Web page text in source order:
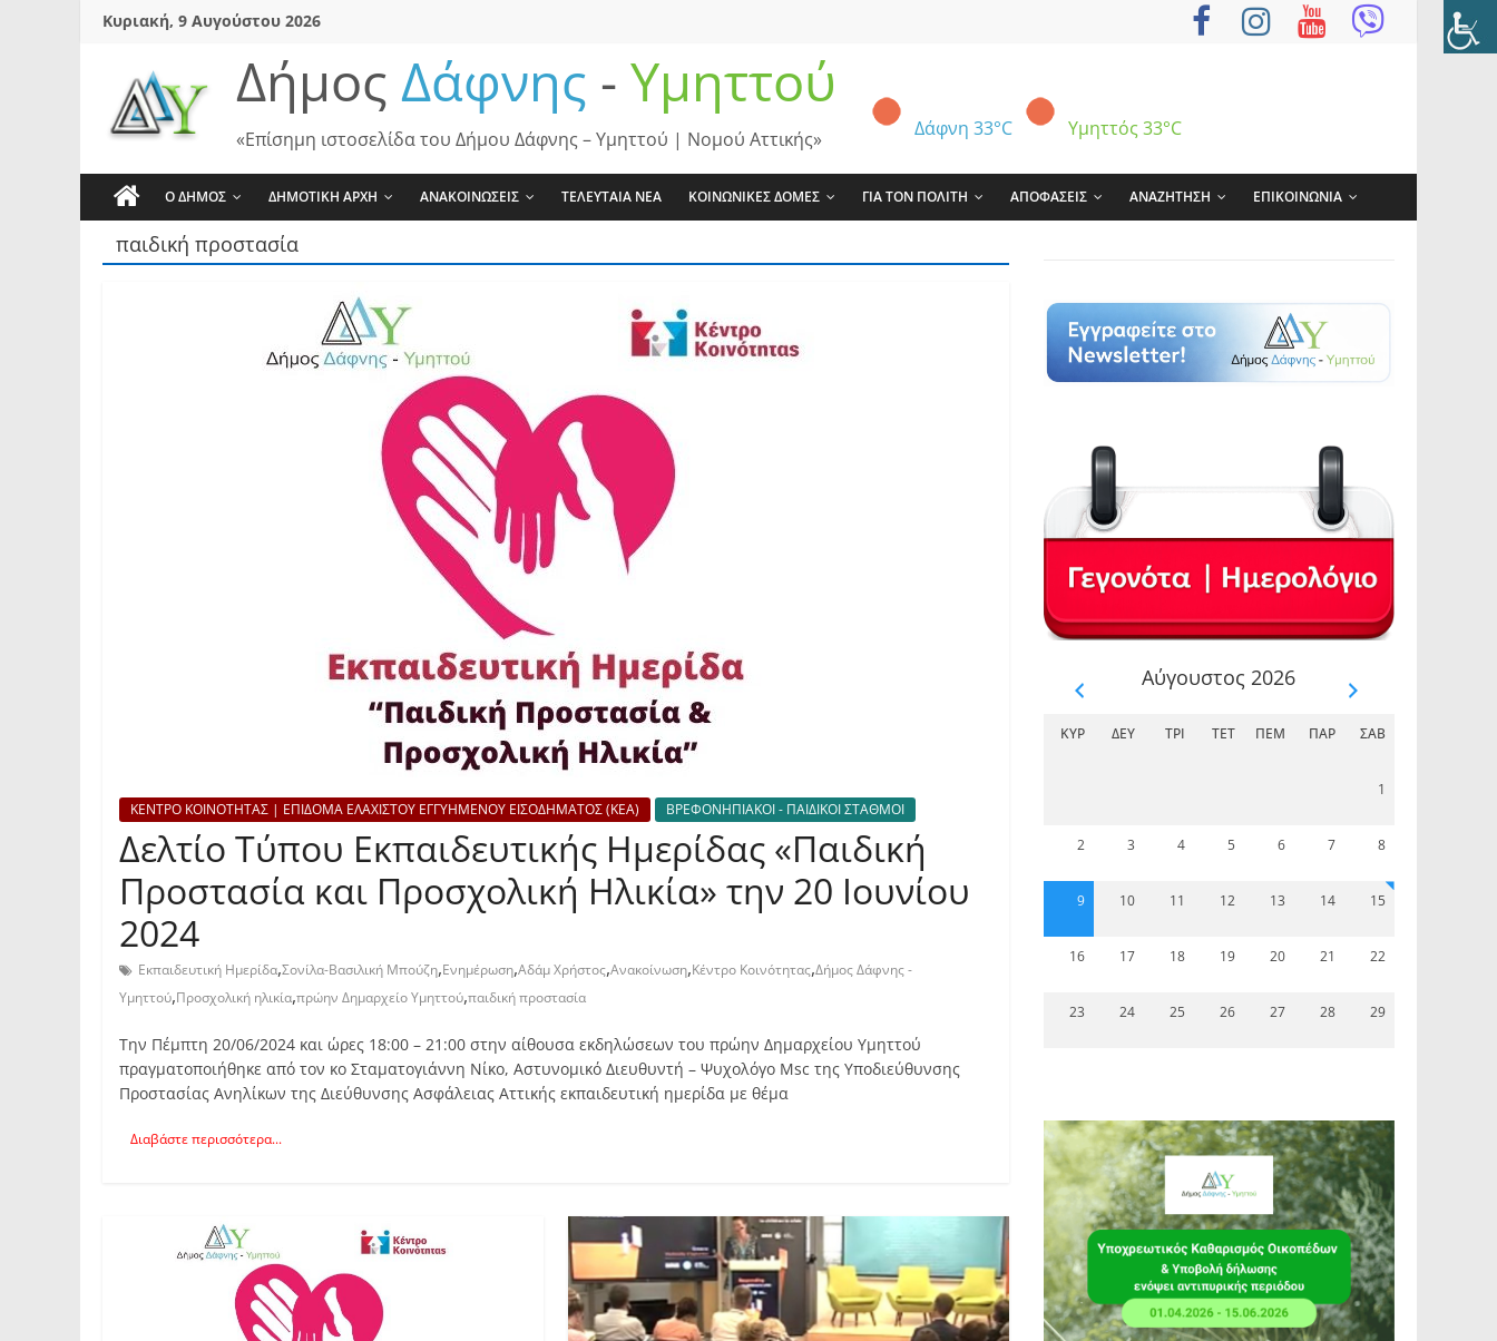
SkipΚυριακή, 9 Αυγούστου 2026
Δήμος Δάφνης - Υμηττού
Δάφνη 33°C Υμηττός 33°C
«Επίσημη ιστοσελίδα του Δήμου Δάφνης – Υμηττού | Νομού Αττικής»
Ο ΔΗΜΟΣ ΔΗΜΟΤΙΚΗ ΑΡΧΗ ΑΝΑΚΟΙΝΩΣΕΙΣ ΤΕΛΕΥΤΑΙΑ ΝΕΑ ΚΟΙΝΩΝΙΚΕΣ ΔΟΜΕΣ ΓΙΑ ΤΟΝ ΠΟΛΙΤΗ ΑΠΟΦΑΣΕΙΣ ΑΝΑΖΗΤΗΣΗ ΕΠΙΚΟΙΝΩΝΙΑ
παιδική προστασία
ΚΕΝΤΡΟ ΚΟΙΝΟΤΗΤΑΣ | ΕΠΙΔΟΜΑ ΕΛΑΧΙΣΤΟΥ ΕΓΓΥΗΜΕΝΟΥ ΕΙΣΟΔΗΜΑΤΟΣ (ΚΕΑ) ΒΡΕΦΟΝΗΠΙΑΚΟΙ - ΠΑΙΔΙΚΟΙ ΣΤΑΘΜΟΙ
Δελτίο Τύπου Εκπαιδευτικής Ημερίδας «Παιδική
Προστασία και Προσχολική Ηλικία» την 20 Ιουνίου
2024
Εκπαιδευτική Ημερίδα,Σονίλα-Βασιλική Μπούζη,Ενημέρωση,Αδάμ Χρήστος,Ανακοίνωση,Κέντρο Κοινότητας,Δήμος Δάφνης -
Υμηττού,Προσχολική ηλικία,πρώην Δημαρχείο Υμηττού,παιδική προστασία
Την Πέμπτη 20/06/2024 και ώρες 18:00 – 21:00 στην αίθουσα εκδηλώσεων του πρώην Δημαρχείου Υμηττού
πραγματοποιήθηκε από τον κο Σταματογιάννη Νίκο, Αστυνομικό Διευθυντή – Ψυχολόγο Msc της Υποδιεύθυνσης
Προστασίας Ανηλίκων της Διεύθυνσης Ασφάλειας Αττικής εκπαιδευτική ημερίδα με θέμα
Διαβάστε περισσότερα...
Αύγουστος 2026
ΚΥΡ ΔΕΥ ΤΡΊ ΤΕΤ ΠΈΜ ΠΑΡ ΣΆΒ
1
2 3 4 5 6 7 8
9 10 11 12 13 14 15
16 17 18 19 20 21 22
23 24 25 26 27 28 29